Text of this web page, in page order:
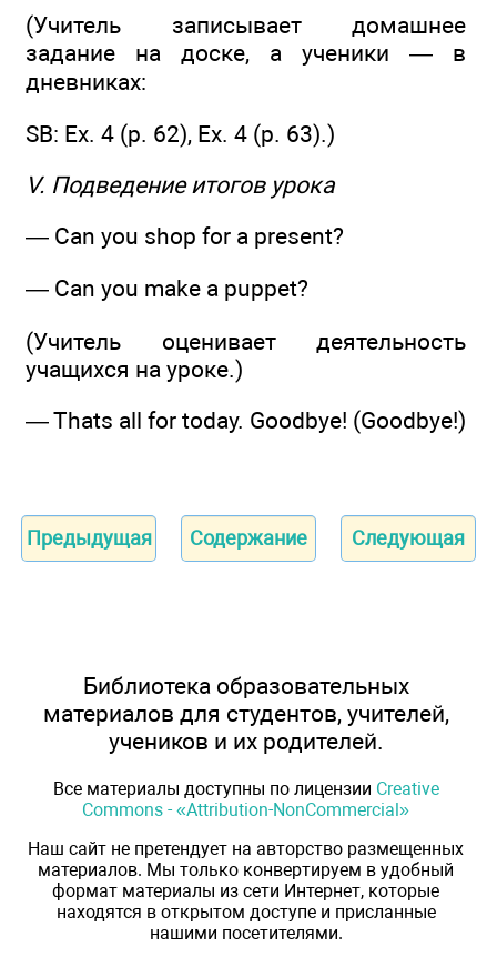
(Учитель записывает домашнее
задание на доске, а ученики — в
дневниках:
SB: Ex. 4 (р. 62), Ex. 4 (р. 63).)
V. Подведение итогов урока
— Can you shop for a present?
— Can you make a puppet?
(Учитель оценивает деятельность
учащихся на уроке.)
— Thats all for today. Goodbye! (Goodbye!)
Предыдущая Содержание Следующая
Библиотека образовательных
материалов для студентов, учителей,
учеников и их родителей.
Все материалы доступны по лицензии Creative
Commons - «Attribution-NonCommercial»
Наш сайт не претендует на авторство размещенных
материалов. Мы только конвертируем в удобный
формат материалы из сети Интернет, которые
находятся в открытом доступе и присланные
нашими посетителями.